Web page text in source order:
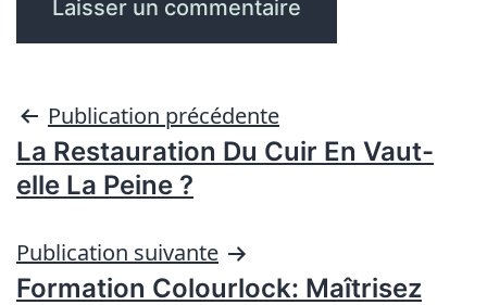
Publication précédente
La Restauration Du Cuir En Vaut-
elle La Peine ?
Publication suivante
Formation Colourlock: Maîtrisez